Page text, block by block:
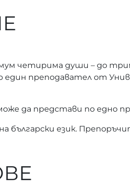
четирима души – до
един преподавател от
да представи по едно
български език.